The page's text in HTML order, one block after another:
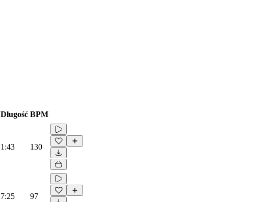
Długość BPM
1:43 130
7:25 97